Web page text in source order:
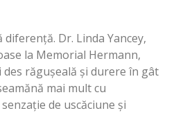
Dr. Linda Yancey,
la Memorial Hermann,
des răgușeală și durere în gât
mai mult cu
de uscăciune și